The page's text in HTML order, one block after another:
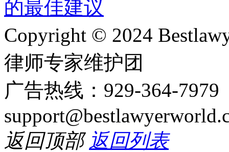
Copyright © 2024
律师专家维护团
广告热线：929-364-
返回顶部 返回列表